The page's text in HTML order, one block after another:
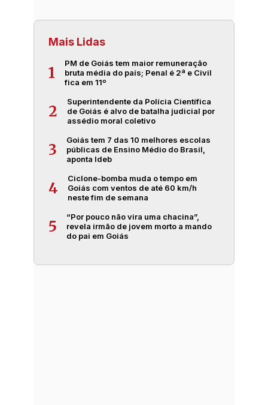
Mais Lidas
1
PM de Goiás tem maior remuneração
bruta média do país; Penal é 2ª e Civil
fica em 11º
2
Superintendente da Polícia Científica
de Goiás é alvo de batalha judicial por
assédio moral coletivo
3
Goiás tem 7 das 10 melhores escolas
públicas de Ensino Médio do Brasil,
aponta Ideb
4
Ciclone-bomba muda o tempo em
Goiás com ventos de até 60 km/h
neste fim de semana
5
“Por pouco não vira uma chacina”,
revela irmão de jovem morto a mando
do pai em Goiás